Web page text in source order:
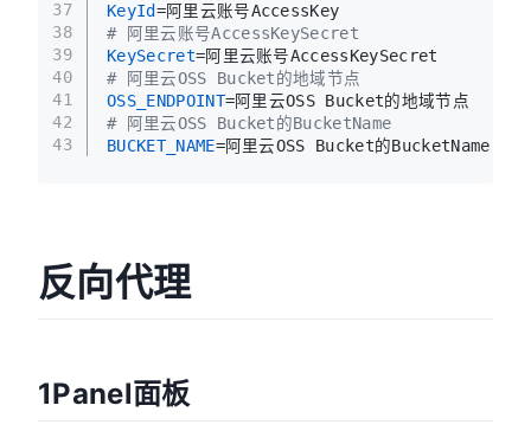
37
38
39
40
41
42
43
KeyId=阿里云账号AccessKey
# 阿里云账号AccessKeySecret
KeySecret=阿里云账号AccessKeySecret
# 阿里云OSS Bucket的地域节点
OSS_ENDPOINT=阿里云OSS Bucket的地域节点
# 阿里云OSS Bucket的BucketName
BUCKET_NAME=阿里云OSS Bucket的BucketName
反向代理
1Panel面板